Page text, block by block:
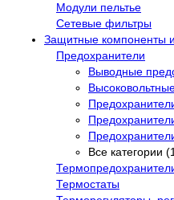
Модули пельтье
Сетевые фильтры
Защитные компоненты
Предохранители
Выводные
Все категории
Термостаты